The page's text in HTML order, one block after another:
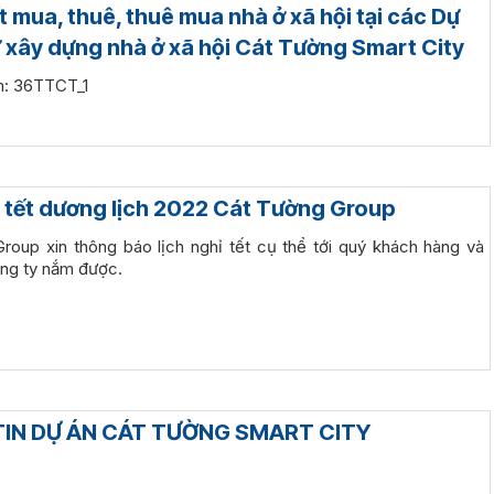
mua, thuê, thuê mua nhà ở xã hội tại các Dự
xây dựng nhà ở xã hội Cát Tường Smart City
36TTCT_1
dương lịch 2022 Cát Tường Group
xin thông báo lịch nghỉ tết cụ thể tới quý khách hàng và
ty nắm được.
DỰ ÁN CÁT TƯỜNG SMART CITY